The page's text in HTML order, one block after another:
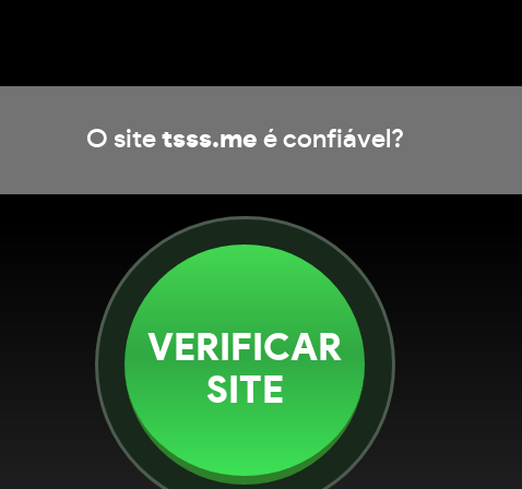
O site tsss.me é confiável?
VERIFICAR
SITE